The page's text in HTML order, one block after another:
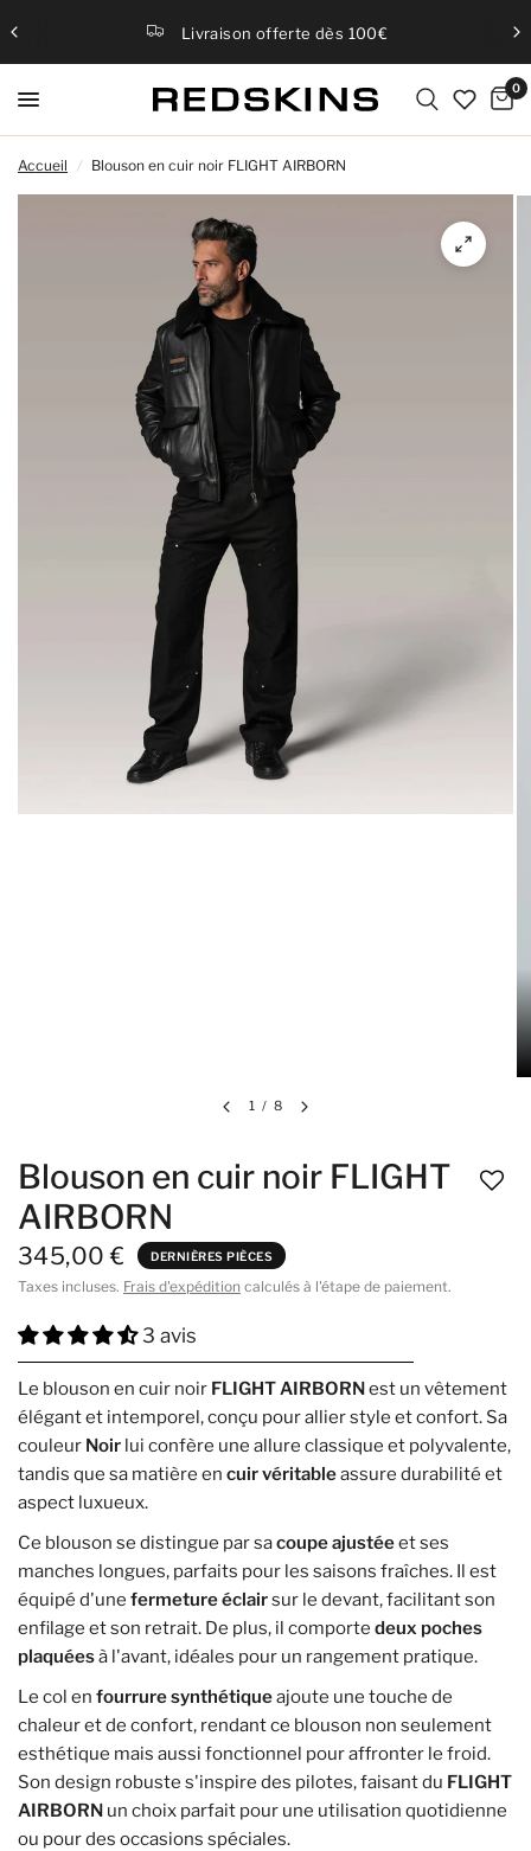
Livraison offerte dès 100€
0
Accueil / Blouson en cuir noir FLIGHT AIRBORN
1 / 8
Blouson en cuir noir FLIGHT
AIRBORN
345,00 € DERNIÈRES PIÈCES
Taxes incluses. Frais d'expédition calculés à l'étape de paiement.
3 avis
Le blouson en cuir noir FLIGHT AIRBORNest un vêtement
élégant et intemporel, conçu pour allier style et confort. Sa
couleur Noir lui confère une allure classique et polyvalente,
tandis que sa matière encuir véritableassure durabilité et
aspect luxueux.
Ce blouson se distingue par sacoupe ajustéeet ses
manches longues, parfaits pour les saisons fraîches. Il est
équipé d'unefermeture éclairsur le devant, facilitant son
enfilage et son retrait. De plus, il comportedeux poches
plaquéesà l'avant, idéales pour un rangement pratique.
Le col enfourrure synthétiqueajoute une touche de
chaleur et de confort, rendant ce blouson non seulement
esthétique mais aussi fonctionnel pour affronter le froid.
Son design robuste s'inspire des pilotes, faisant du FLIGHT
AIRBORN un choix parfait pour une utilisation quotidienne
ou pour des occasions spéciales.